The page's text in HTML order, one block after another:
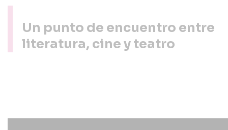
Un punto de encuentro entre
literatura, cine y teatro